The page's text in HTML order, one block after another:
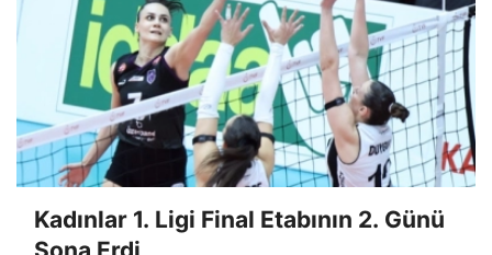
Kadınlar 1. Ligi Final Etabının 2. Günü